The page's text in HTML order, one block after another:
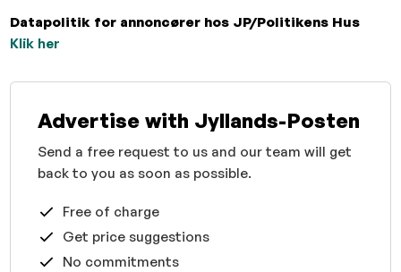
Datapolitik for annoncører hos JP/Politikens Hus
Klik her
Advertise with Jyllands-Posten
Send a free request to us and our team will get
back to you as soon as possible.
Free of charge
Get price suggestions
No commitments